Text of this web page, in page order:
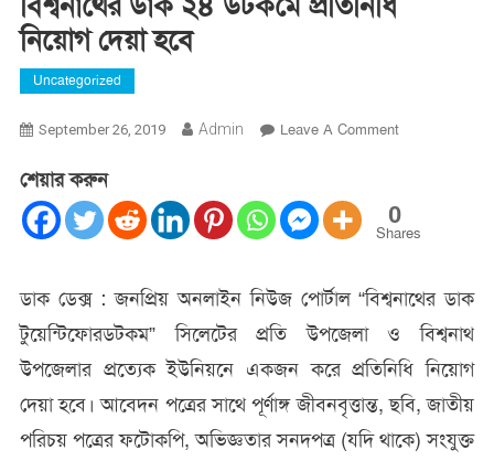
নিয়োগ দেয়া হবে
Uncategorized
September 26, 2019 Admin Leave A CommentOn
২৪
ডটকমে
দেয়া
হবে
শেয়ার করুন
0
Shares
ডাক ডেক্স : জনপ্রিয় অনলাইন নিউজ পোর্টাল “বিশ্বনাথের ডাক
টুয়েন্টিফোরডটকম” সিলেটের প্রতি উপজেলা ও বিশ্বনাথ
উপজেলার প্রত্যেক ইউনিয়নে একজন করে প্রতিনিধি নিয়োগ
দেয়া হবে। আবেদন পত্রের সাথে পূর্ণাঙ্গ জীবনবৃত্তান্ত, ছবি, জাতীয়
পরিচয় পত্রের ফটোকপি, অভিজ্ঞতার সনদপত্র (যদি থাকে) সংযুক্ত